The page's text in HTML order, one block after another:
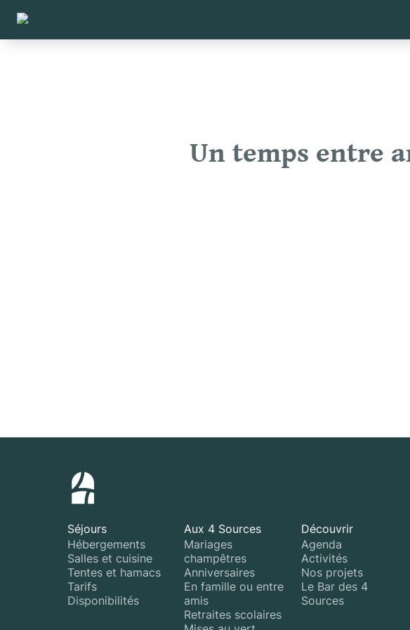
Un temps entre
Séjours
Hébergements
Salles et cuisine
Tentes et hamacs
Tarifs
Disponibilités
Aux 4 Sources
Mariages
champêtres
Anniversaires
En famille ou entre
amis
Retraites scolaires
Découvrir
Agenda
Activités
Nos projets
Le Bar des 4
Sources